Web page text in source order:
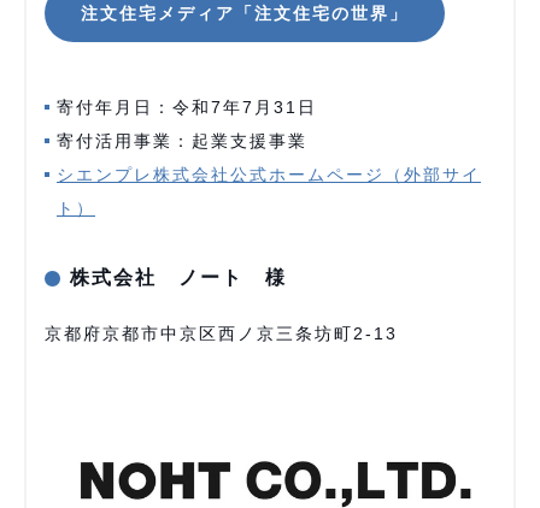
注文住宅メディア「注文住宅の世界」
寄付年月日：令和7年7月31日
寄付活用事業：起業支援事業
シエンプレ株式会社公式ホームページ（外部サイ
ト）
株式会社 ノート 様
京都府京都市中京区西ノ京三条坊町2-13